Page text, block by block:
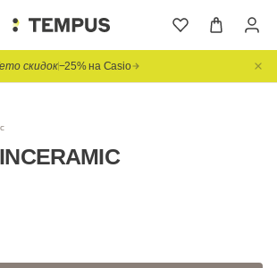
скидок−25% на Casio
CERAMIC
1/ 3